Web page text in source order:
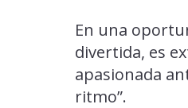
En una
divertida, es
apasionada
ritmo”.